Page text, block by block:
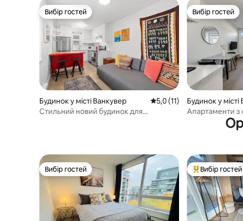
Вибір гостей
Вибір гостей
Будинок у місті Ванкувер Середня оцінка: 5,0 з 5,
5,0 (11)
Стильний новий будинок для
Вибір гостей
Вибір гостей
Будинок у місті
Апартаменти
поблизу Дір-
Вибір гостей
Вибір гостей Топ вибір
Вибір гостей